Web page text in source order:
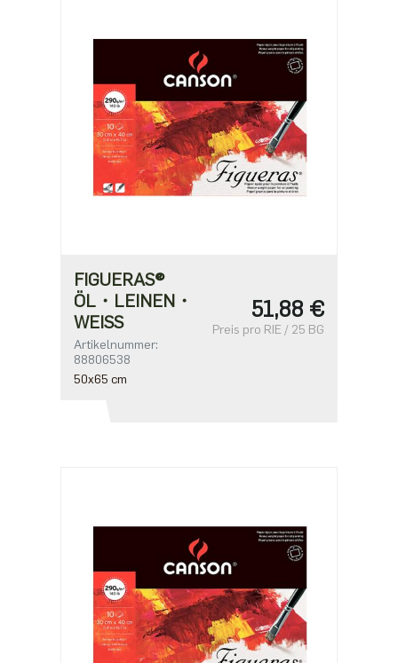
FIGUERAS®
ÖL・LEINEN・
WEISS
Artikelnummer:
88806538
50x65 cm
51,88 €
Preis pro RIE / 25 BG